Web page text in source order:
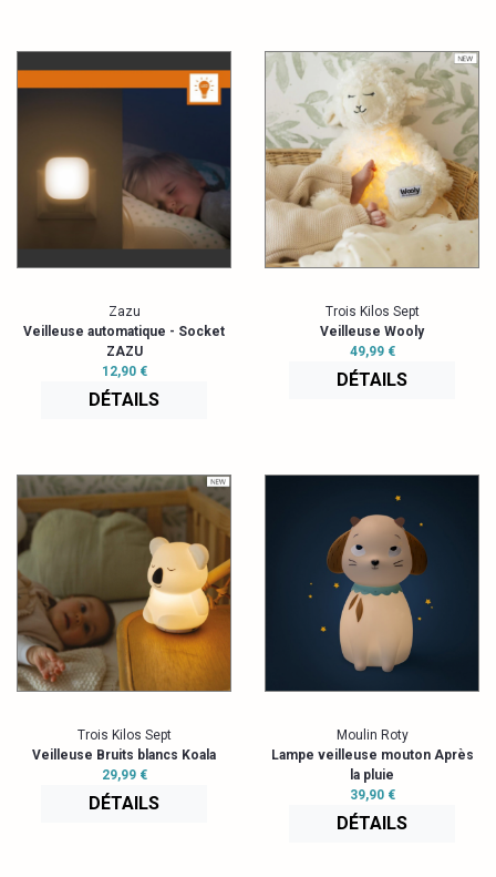
Zazu
Veilleuse automatique - Socket
ZAZU
12,90 €
DÉTAILS
Trois Kilos Sept
Veilleuse Wooly
49,99 €
DÉTAILS
Trois Kilos Sept
Veilleuse Bruits blancs Koala
29,99 €
DÉTAILS
Moulin Roty
Lampe veilleuse mouton Après
la pluie
39,90 €
DÉTAILS